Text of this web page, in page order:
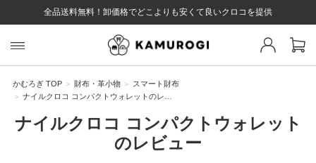
全品送料無料！卸価格でどこよりも安くて良いクロコを提供
ト 様
イン 会員登録 お気に入り カート
戻る
全て
かむろぎ TOP 財布・革小物
スマート財布
ナイルクロコ コンパクトウォレットのレ…
ナイルクロコ コンパクトウォレット
のレビュー